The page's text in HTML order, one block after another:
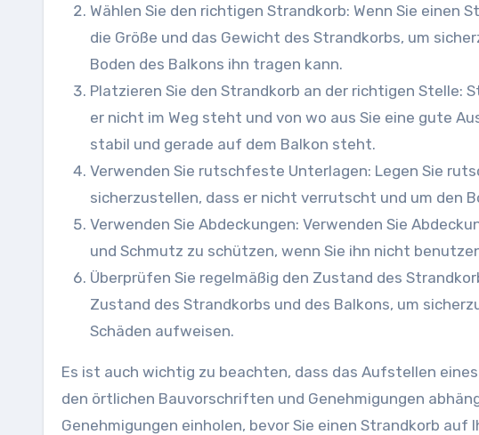
Wählen Sie den richtigen Strandkorb: Wenn Sie einen
die Größe und das Gewicht des Strandkorbs, um
Boden des Balkons ihn tragen kann.
Platzieren Sie den Strandkorb an der richtigen Stelle:
er nicht im Weg steht und von wo aus Sie eine gute
stabil und gerade auf dem Balkon steht.
Verwenden Sie rutschfeste Unterlagen: Legen Sie
sicherzustellen, dass er nicht verrutscht und um den
Verwenden Sie Abdeckungen: Verwenden Sie
und Schmutz zu schützen, wenn Sie ihn nicht
Überprüfen Sie regelmäßig den Zustand des
Zustand des Strandkorbs und des Balkons, um
Schäden aufweisen.
Es ist auch wichtig zu beachten, dass das Aufstellen
den örtlichen Bauvorschriften und Genehmigungen
Genehmigungen einholen, bevor Sie einen Strandkorb auf